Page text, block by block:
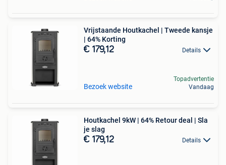
Vrijstaande Houtkachel | Tweede kansje
| 64% Korting
€ 179,12 Details
Bezoek website
Topadvertentie
Vandaag
Houtkachel 9kW | 64% Retour deal | Sla
je slag
€ 179,12 Details